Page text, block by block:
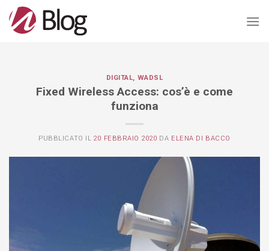
Salta
contenuti
DIGITAL, WADSL
Fixed Wireless Access: cos’è e come
funziona
PUBBLICATO IL 20 FEBBRAIO 2020 DA ELENA DI BACCO